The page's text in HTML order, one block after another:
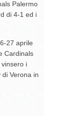
Palermo
di 4-1 ed i
27 aprile
Cardinals
vinsero i
Verona in